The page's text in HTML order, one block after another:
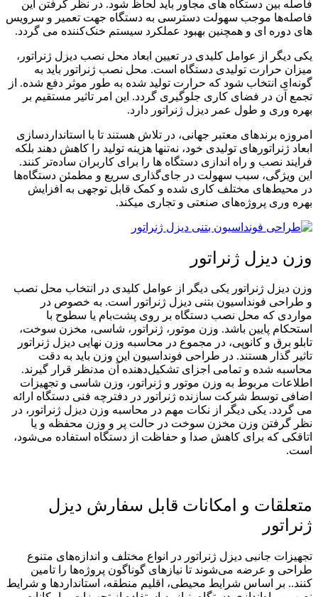
فاصله بین دستگاه های مجاور باید لحاظ شود. در نظر گرفتن این
فاصله‌ها موجب سهولت دسترسی به دستگاه جهت تعمیر و سرویس
های دوره ای و همچنین بهبود عملکرد سیستم خنک‌کننده می گردد.
یکی دیگر از عوامل کلیدی در تعیین ابعاد محل نصب دیزل ژنراتور،
میزان حرارت تولیدی دستگاه است. محل نصب ژنراتور باید به
گونه‌ای انتخاب شود که حرارت تولید شده به طور موثر دفع شده. از
تجمع آن در فضای کاری جلوگیری گردد. این امر تاثیر مستقیم بر
بهره ­وری و طول عمر دیزل ژنراتور دارد.
امروزه برندهای معتبر جهانی، در تلاش هستند تا با استانداردسازی
ابعاد ژنراتورهای تولیدی خود، نه‌تنها هزینه تولید را کاهش دهند بلکه
فرایند نصب و راه ­اندازی دستگاه ها را برای کاربران ساده‌تر کنند.
این ویژگی، سبب سهولت در جای‌گذاری سریع و مطمئن دستگاه‌ها
در محیط‌های مختلف کاری شده و کمک قابل توجهی به افزایش
بهره وری پروژه‌های صنعتی و تجاری می­کند.
وزن دیزل ژنراتور
وزن دیزل ژنراتور یکی دیگر از عوامل کلیدی در انتخاب محل نصب
و طراحی فونداسیون بتنی دیزل ژنراتور است. به خصوص در
مواردی که محل نصب دستگاه بر روی پشت‌بام یا سطوح با
استحکام پایین باشد. وزن موتور، ژنراتور، شاسی، مخزن سوخت،
تابلو برق و کانوپی، در مجموع در محاسبه وزن نهایی دیزل ژنراتور
تاثیر گذار هستند. در طراحی فونداسیون این وزن باید به دقت
محاسبه شده و تمامی اجزای تشکیل‌دهنده آن مدنظر قرار گیرند.
اطلاعات مربوط به وزن موتور و ژنراتور، وزن شاسی و تجهیزات
اضافی توسط شرکت سازنده ژنراتور در دفترچه فنی دستگاه ارائه
می گردد. یکی دیگر از نکات مهم در محاسبه وزن دیزل ژنراتور، در
نظر گرفتن وزن مخزن سوخت در حالت پر و وزن محفظه و یا
اتاقکی که برای کاهش صدا و حفاظت از دستگاه استفاده می‌شود،
است.
متعلقات و امکانات قابل سفارش دیزل
ژنراتور
تجهیزات جانبی دیزل ژنراتور در انواع مختلف و اندازه‌های متنوع
طراحی و عرضه می‌شوند تا نیازهای گوناگون پروژه‌ها را تامین
کنند.. بر اساس شرایط محیطی، اقلیم منطقه، استانداردها و شرایط